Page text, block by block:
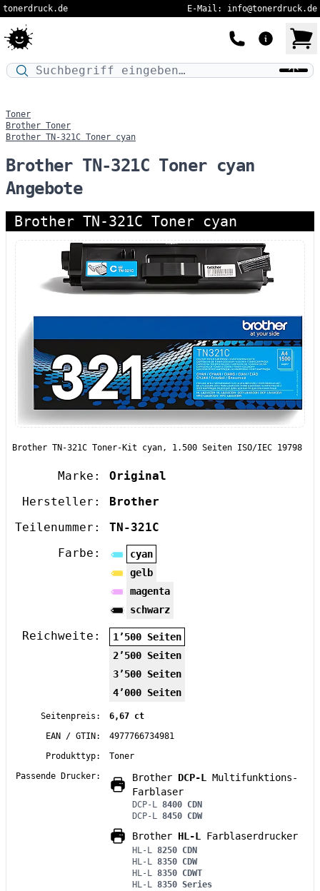
tonerdruck.de E-Mail: info@tonerdruck.de
Druckermodell oder Produktnamen eingeben…
Toner
Brother Toner
Brother TN-321C Toner cyan
Brother TN-321C Toner cyan
Angebote
Brother TN-321C Toner cyan
Brother TN-321C Toner-Kit cyan, 1.500 Seiten ISO/IEC 19798
Marke:
Original
Hersteller:
Brother
Teilenummer:
TN-321C
Farbe:
cyan
gelb
magenta
schwarz
Reichweite:
1’500 Seiten
2’500 Seiten
3’500 Seiten
4’000 Seiten
Seitenpreis:
6,67 ct
EAN / GTIN:
4977766734981
Produkttyp:
Toner
Passende Drucker:
Brother DCP-L
Multifunktions-
Farblaser
DCP-L 8400 CDN
DCP-L 8450 CDW
Brother HL-L Farblaserdrucker
HL-L 8250 CDN
HL-L 8350 CDW
HL-L 8350 CDWT
HL-L 8350 Series